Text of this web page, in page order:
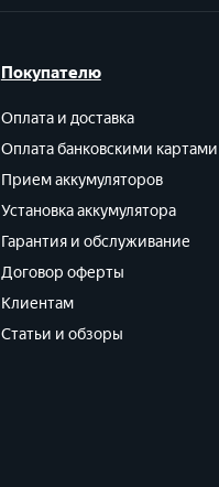
Покупателю
Оплата и доставка
Оплата банковскими картами
Прием аккумуляторов
Установка аккумулятора
Гарантия и обслуживание
Договор оферты
Клиентам
Статьи и обзоры